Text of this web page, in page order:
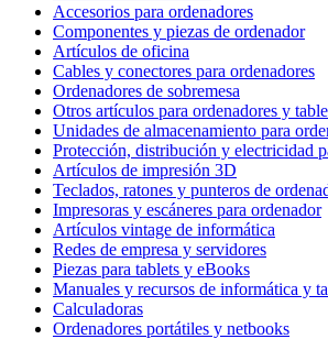
Accesorios para ordenadores
Componentes y piezas de ordenador
Artículos de oficina
Cables y conectores para ordenadores
Ordenadores de sobremesa
Otros artículos para ordenadores y
Unidades de almacenamiento para
Protección, distribución y electricidad
Artículos de impresión 3D
Teclados, ratones y punteros de
Impresoras y escáneres para ordenador
Artículos vintage de informática
Redes de empresa y servidores
Piezas para tablets y eBooks
Manuales y recursos de informática y
Calculadoras
Ordenadores portátiles y netbooks